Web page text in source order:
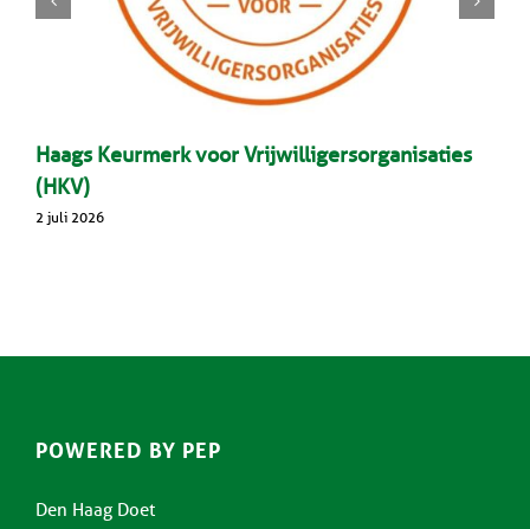
Haags Keurmerk voor Vrijwilligersorganisaties
(HKV)
2 juli 2026
POWERED BY PEP
Den Haag Doet